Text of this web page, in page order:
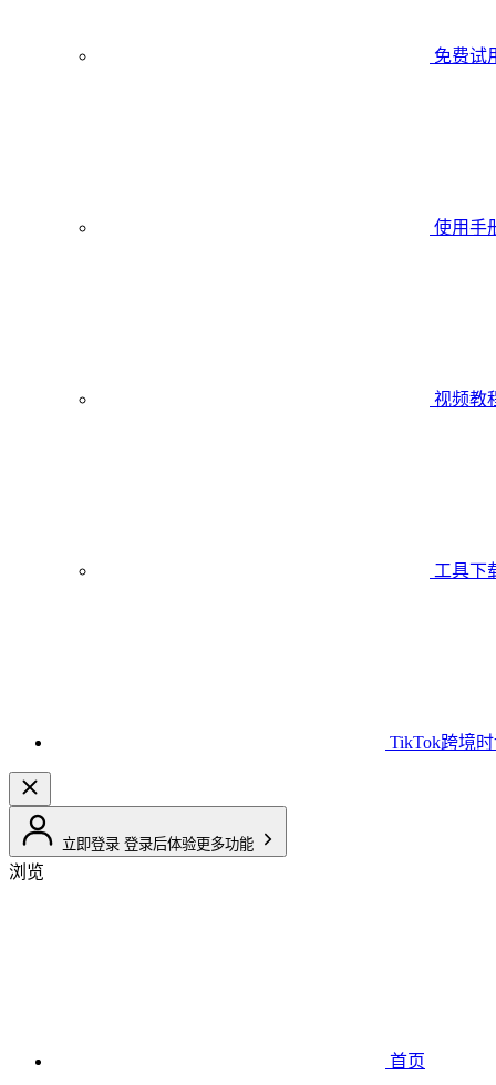
免费试
使用手
视频教
工具下
TikTok跨境
立即登录 登录后体验更多功能
浏览
首页